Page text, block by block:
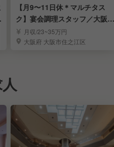
【月9〜11日休＊マルチタス
ク】宴会調理スタッフ／大阪市
住之江区内のホテル
月収/23~35万円
大阪府 大阪市住之江区